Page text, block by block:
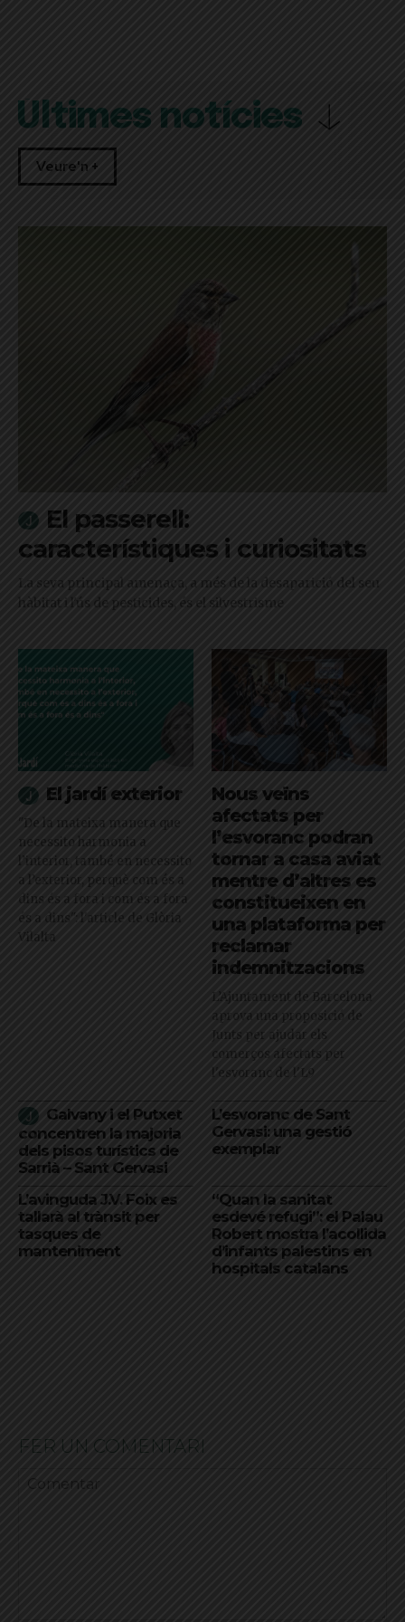
Últimes notícies
Veure'n +
El passerell:
característiques i curiositats
La seva principal amenaça, a més de la desaparició del seu
hàbitat i l'ús de pesticides, és el silvestrisme
El jardí exterior
"De la mateixa manera que
necessito harmonia a
l’interior, també en necessito
a l’exterior, perquè com és a
dins és a fora i com és a fora
és a dins": l'article de Glòria
Vilalta
Nous veïns
afectats per
l’esvoranc podran
tornar a casa aviat
mentre d’altres es
constitueixen en
una plataforma per
reclamar
indemnitzacions
L’Ajuntament de Barcelona
aprova una proposició de
Junts per ajudar els
comerços afectats per
l'esvoranc de l'L9
Galvany i el Putxet
concentren la majoria
dels pisos turístics de
Sarrià – Sant Gervasi
L’esvoranc de Sant
Gervasi: una gestió
exemplar
L’avinguda J.V. Foix es
tallarà al trànsit per
tasques de
manteniment
“Quan la sanitat
esdevé refugi”: el Palau
Robert mostra l’acollida
d’infants palestins en
hospitals catalans
FER UN COMENTARI